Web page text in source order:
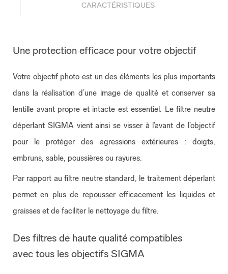
CARACTÉRISTIQUES
Une protection efficace pour votre objectif
Votre objectif photo est un des éléments les plus importants
dans la réalisation d’une image de qualité et conserver sa
lentille avant propre et intacte est essentiel. Le filtre neutre
déperlant SIGMA vient ainsi se visser à l’avant de l’objectif
pour le protéger des agressions extérieures : doigts,
embruns, sable, poussières ou rayures.
Par rapport au filtre neutre standard, le traitement déperlant
permet en plus de repousser efficacement les liquides et
graisses et de faciliter le nettoyage du filtre.
Des filtres de haute qualité compatibles
avec tous les objectifs SIGMA